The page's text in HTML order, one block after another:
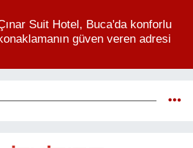
Suit Hotel, Buca'da konforlu
güven veren adresi